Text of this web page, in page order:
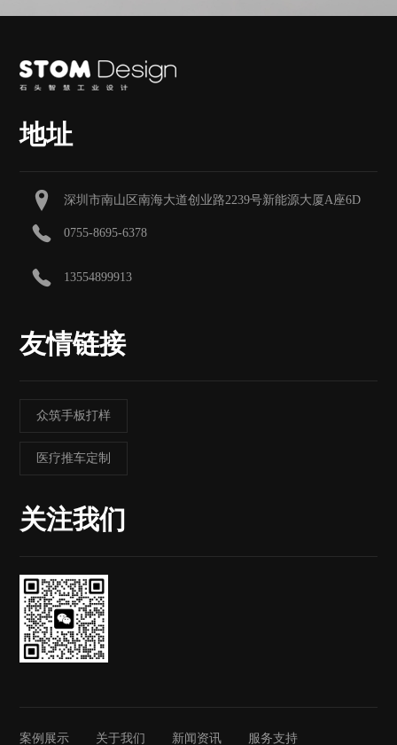
地址
深圳市南山区南海大道创业路2239号新能源大厦A座6D
0755-8695-6378
13554899913
友情链接
众筑手板打样
医疗推车定制
关注我们
案例展示 关于我们 新闻资讯 服务支持